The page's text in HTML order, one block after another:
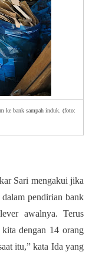
ke bank sampah induk. (foto:
Sari mengakui jika
pendirian bank
awalnya. Terus
dengan 14 orang
itu,” kata Ida yang